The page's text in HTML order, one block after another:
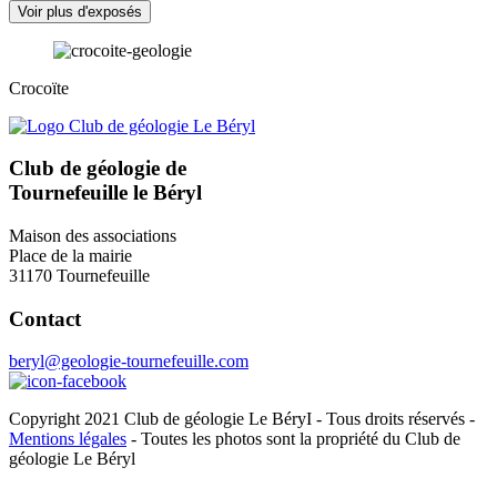
Voir plus d'exposés
Crocoïte
Club de géologie de
Tournefeuille le Béryl
Maison des associations
Place de la mairie
31170 Tournefeuille
Contact
beryl@geologie-tournefeuille.com
Copyright 2021 Club de géologie Le BéryI - Tous droits réservés -
Mentions légales - Toutes les photos sont la propriété du Club de
géologie Le Béryl